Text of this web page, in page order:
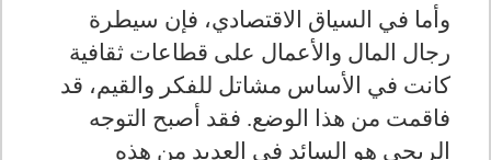
وأما في السياق الاقتصادي، فإن سيطرة
رجال المال والأعمال على قطاعات ثقافية
كانت في الأساس مشاتل للفكر والقيم، قد
فاقمت من هذا الوضع. فقد أصبح التوجه
الربحي هو السائد في العديد من هذه